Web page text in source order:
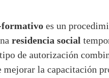
formativo es un
residencia social
de autorización
mejorar la capacitación